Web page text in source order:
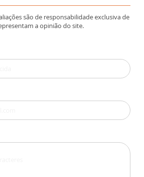
são de responsabilidade exclusiva de
a opinião do site.